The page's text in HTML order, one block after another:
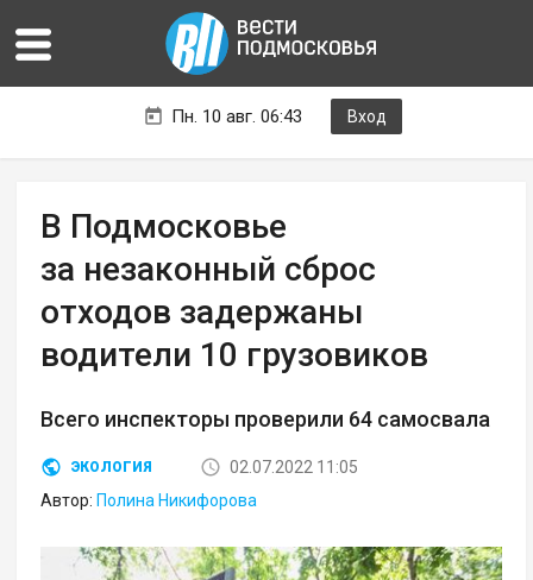
Пн. 10 авг. 06:43 Вход
В Подмосковье
за незаконный сброс
отходов задержаны
водители 10 грузовиков
Всего инспекторы проверили 64 самосвала
ЭКОЛОГИЯ
02.07.2022 11:05
Автор: Полина Никифорова